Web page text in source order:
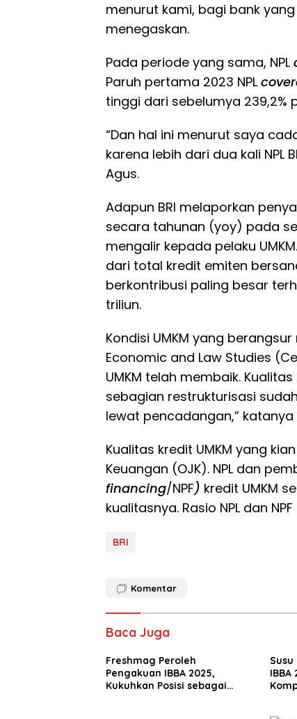
menurut kami, bagi bank yang
menegaskan.
Pada periode yang sama, NPL
Paruh pertama 2023 NPL
tinggi dari sebelumya 239,2%
“Dan hal ini menurut saya
karena lebih dari dua kali NPL
Agus.
Adapun BRI melaporkan
secara tahunan (yoy) pada
mengalir kepada pelaku
dari total kredit emiten
berkontribusi paling besar
triliun.
Kondisi UMKM yang
Economic and Law Studies
UMKM telah membaik.
sebagian restrukturisasi
lewat pencadangan,”
Kualitas kredit UMKM yang
Keuangan (OJK). NPL dan
financing/NPF) kredit UMKM
kualitasnya. Rasio NPL dan
BRI
Komentar
Baca Juga
Freshmag Peroleh
Pengakuan IBBA 2025,
Kukuhkan Posisi sebagai
IBBA